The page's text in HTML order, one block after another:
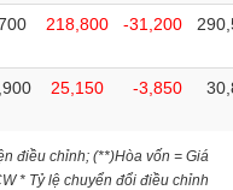
218,800 -31,200
25,150 -3,850
điều chỉnh; (**)Hòa vốn = Giá
* Tỷ lệ chuyển đổi điều chỉnh